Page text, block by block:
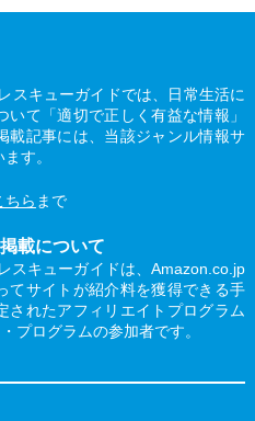
スキューガイドでは、日常生活に
て「適切で正しく有益な情報」
載記事には、当該ジャンル情報サ
す。
ちら まで
載について
スキューガイドは、Amazon.co.jp
てサイトが紹介料を獲得できる手
されたアフィリエイトプログラム
プログラムの参加者です。